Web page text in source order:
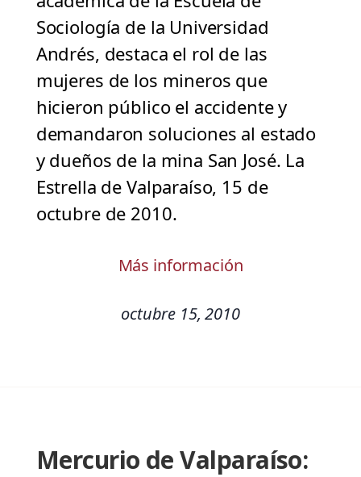
Sociología de la Universidad
Andrés, destaca el rol de las
mujeres de los mineros que
hicieron público el accidente y
demandaron soluciones al estado
y dueños de la mina San José. La
Estrella de Valparaíso, 15 de
octubre de 2010.
Más información
octubre 15, 2010
Mercurio de Valparaíso: